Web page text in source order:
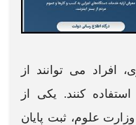
افراد می توانند از
کنند. یکی از
علوم، ثبت پایان